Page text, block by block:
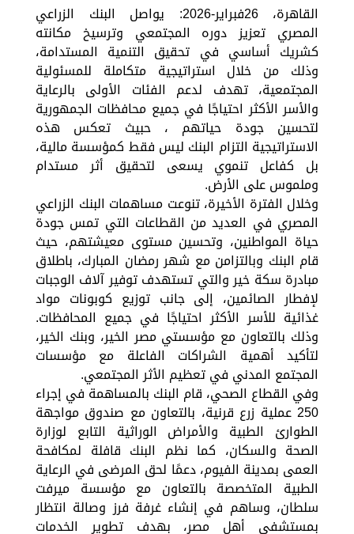
القاهرة، 26فبراير-2026: يواصل البنك الزراعي
المصري تعزيز دوره المجتمعي وترسيخ مكانته
كشريك أساسي في تحقيق التنمية المستدامة،
وذلك من خلال استراتيجية متكاملة للمسئولية
المجتمعية، تهدف لدعم الفئات الأولى بالرعاية
والأسر الأكثر احتياجًا في جميع محافظات الجمهورية
لتحسين جودة حياتهم ، حبيث تعكس هذه
الاستراتيجية التزام البنك ليس فقط كمؤسسة مالية،
بل كفاعل تنموي يسعى لتحقيق أثر مستدام
وملموس على الأرض.
وخلال الفترة الأخيرة، تنوعت مساهمات البنك الزراعي
المصري في العديد من القطاعات التي تمس جودة
حياة المواطنين، وتحسين مستوى معيشتهم، حيث
قام البنك وبالتزامن مع شهر رمضان المبارك، باطلاق
مبادرة سكة خير والتي تستهدف توفير آلاف الوجبات
لإفطار الصائمين، إلى جانب توزيع كوبونات مواد
غذائية للأسر الأكثر احتياجًا في جميع المحافظات.
وذلك بالتعاون مع مؤسستي مصر الخير، وبنك الخير،
لتأكيد أهمية الشراكات الفاعلة مع مؤسسات
المجتمع المدني في تعظيم الأثر المجتمعي.
وفي القطاع الصحي، قام البنك بالمساهمة في إجراء
250 عملية زرع قرنية، بالتعاون مع صندوق مواجهة
الطوارئ الطبية والأمراض الوراثية التابع لوزارة
الصحة والسكان، كما نظم البنك قافلة لمكافحة
العمى بمدينة الفيوم، دعمًا لحق المرضى في الرعاية
الطبية المتخصصة بالتعاون مع مؤسسة ميرفت
سلطان، وساهم في إنشاء غرفة فرز وصالة انتظار
بمستشفى أهل مصر، بهدف تطوير الخدمات